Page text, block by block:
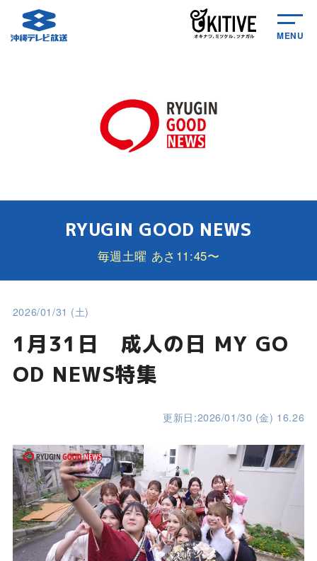
MENU
RYUGIN GOOD NEWS
毎週土曜 あさ11:45〜
2026/01/31 (土)
1月31日 成人の日 MY GO
OD NEWS特集
更新日:2026/01/30 (金) 16.26